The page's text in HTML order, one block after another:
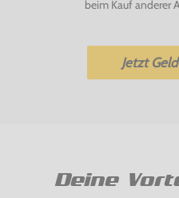
beim Kauf anderer
Jetzt
Deine